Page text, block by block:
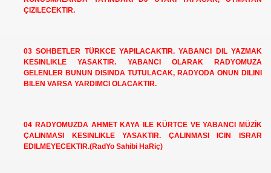
ÇIZILECEKTIR.
03 SOHBETLER TÜRKCE YAPILACAKTIR. YABANCI DIL YAZMAK
KESINLIKLE YASAKTIR. YABANCI OLARAK RADYOMUZA
GELENLER BUNUN DISINDA TUTULACAK, RADYODA ONUN DILINI
BILEN VARSA YARDIMCI OLACAKTIR.
04 RADYOMUZDA AHMET KAYA ILE KÜRTCE VE YABANCI MÜZİK
ÇALINMASI KESINLIKLE YASAKTIR. ÇALINMASI ICIN ISRAR
EDILMEYECEKTIR.(RadYo Sahibi HaRiç)